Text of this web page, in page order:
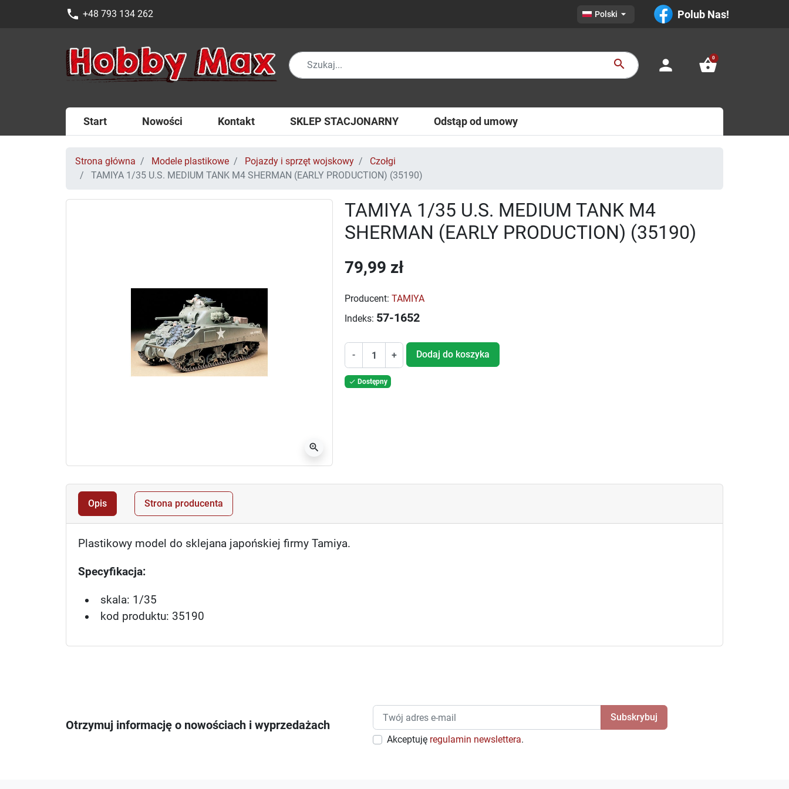
phone +48 793 134 262 Polski  Polub Nas!
search person shopping_basket
0
Start Nowości Kontakt SKLEP STACJONARNY Odstąp od umowy
Strona główna Modele plastikowe Pojazdy i sprzęt wojskowy
Czołgi
TAMIYA 1/35 U.S. MEDIUM TANK M4 SHERMAN (EARLY PRODUCTION) (35190)
zoom_in
TAMIYA 1/35 U.S. MEDIUM TANK M4
SHERMAN (EARLY PRODUCTION) (35190)
79,99 zł
Producent: TAMIYA
Indeks: 57-1652
- + Dodaj do koszyka
 Dostępny
Opis Strona producenta
Plastikowy model do sklejana japońskiej firmy Tamiya.
Specyfikacja:
skala: 1/35
kod produktu: 35190
Otrzymuj informację o nowościach i wyprzedażach
Akceptuję regulamin newslettera.